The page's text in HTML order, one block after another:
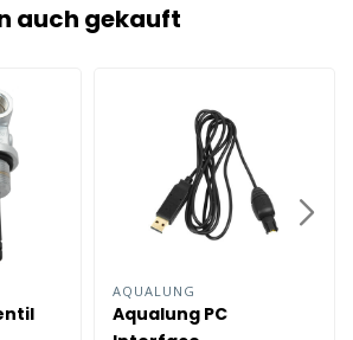
auch gekauft
AQUALUNG
Aqualung PC